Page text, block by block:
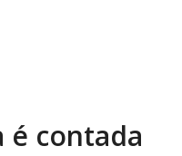
é contada